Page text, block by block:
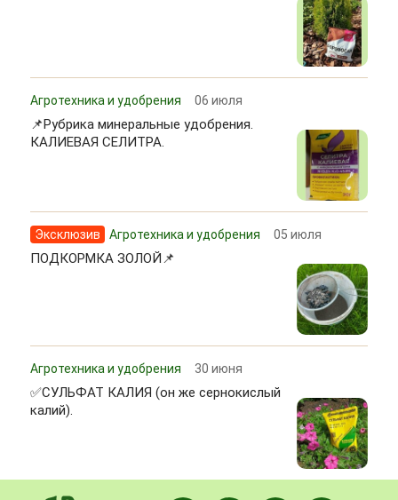
Агротехника и удобрения 06 июля
📌Рубрика минеральные удобрения.
КАЛИЕВАЯ СЕЛИТРА.
Эксклюзив Агротехника и удобрения 05 июля
ПОДКОРМКА ЗОЛОЙ📌
Агротехника и удобрения 30 июня
✅СУЛЬФАТ КАЛИЯ (он же сернокислый
калий).